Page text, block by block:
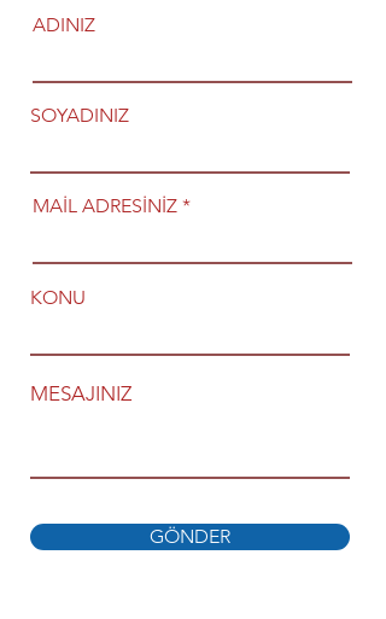
ADINIZ
SOYADINIZ
MAİL ADRESİNİZ
KONU
MESAJINIZ
GÖNDER